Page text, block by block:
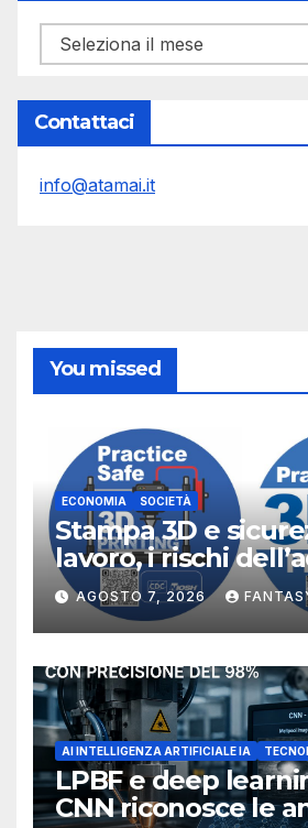
Archivi
Contattaci
info@atamai.it
You missed
ECONOMIA SOCIETÀ
Stampa 3D e
lavoro, i rischi
manufacturing
NIOSH
AGOSTO 7, 2026
AI INTELLIGENZA ARTIFICIALE IA
LPBF e deep
CNN riconosce le